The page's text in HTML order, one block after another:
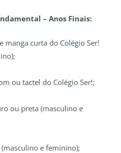
– Anos Finais:
manga curta do Colégio Ser!
ou tactel do Colégio Ser!;
ou preta (masculino e
e feminino);